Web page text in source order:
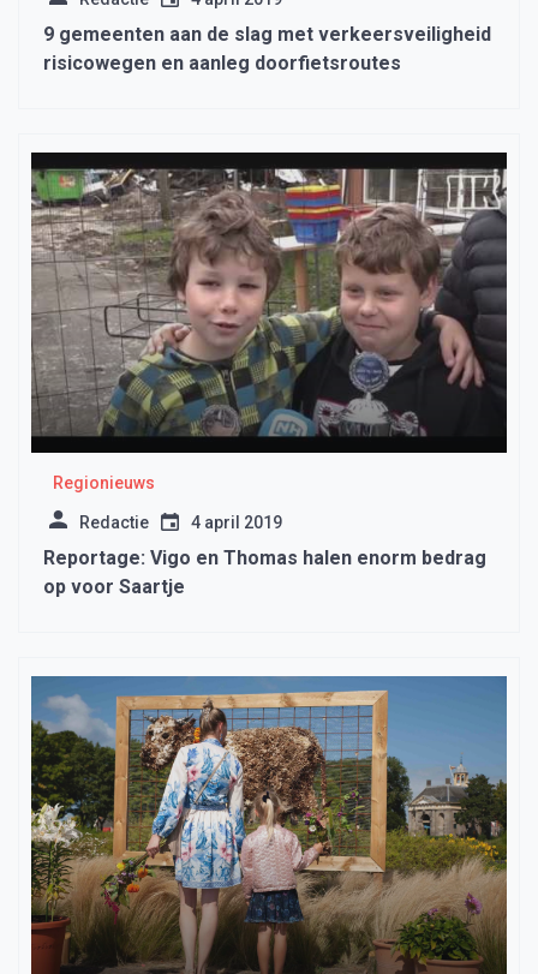
9 gemeenten aan de slag met verkeersveiligheid
risicowegen en aanleg doorfietsroutes
Regionieuws
Redactie 4 april 2019
Reportage: Vigo en Thomas halen enorm bedrag
op voor Saartje